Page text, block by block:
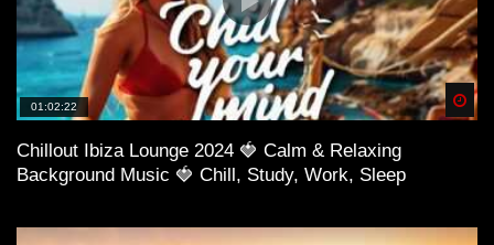
01:02:22
Chillout Ibiza Lounge 2024 🍓 Calm & Relaxing
Background Music 🍓 Chill, Study, Work, Sleep